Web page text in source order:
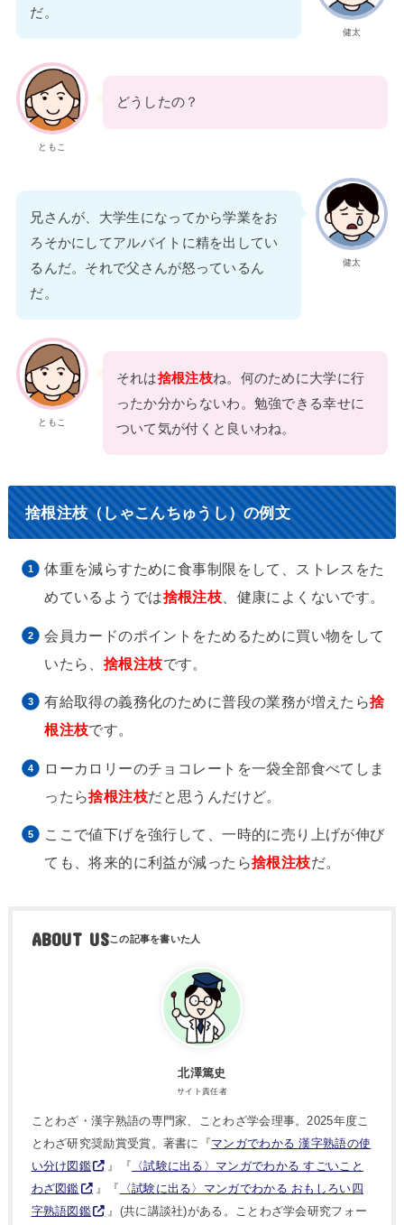
健太
だ。
ともこ
どうしたの？
健太
兄さんが、大学生になってから学業をお
ろそかにしてアルバイトに精を出してい
るんだ。それで父さんが怒っているん
だ。
ともこ
それは捨根注枝ね。何のために大学に行
ったか分からないわ。勉強できる幸せに
ついて気が付くと良いわね。
捨根注枝（しゃこんちゅうし）の例文
体重を減らすために食事制限をして、ストレスをた
めているようでは捨根注枝 、健康によくないです。
会員カードのポイントをためるために買い物をして
いたら、 捨根注枝です。
有給取得の義務化のために普段の業務が増えたら捨
根注枝です。
ローカロリーのチョコレートを一袋全部食べてしま
ったら捨根注枝だと思うんだけど。
ここで値下げを強行して、一時的に売り上げが伸び
ても、将来的に利益が減ったら捨根注枝だ。
ABOUT US
北澤篤史
サイト責任者
ことわざ・漢字熟語の専門家、ことわざ学会理事。2025年度こ
とわざ研究奨励賞受賞。著書に『マンガでわかる 漢字熟語の使
い分け図鑑
』『 〈試験に出る〉マンガでわかる すごいこと
わざ図鑑
』『
〈試験に出る〉マンガでわかる おもしろい四
字熟語図鑑
』(共に講談社)がある。ことわざ学会研究フォー